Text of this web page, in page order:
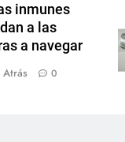
inmunes
a las
a navegar
Atrás 0